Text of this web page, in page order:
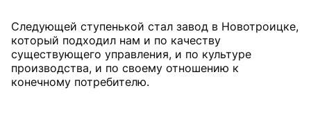
Следующей ступенькой стал завод в Новотроицке,
который подходил нам и по качеству
существующего управления, и по культуре
производства, и по своему отношению к
конечному потребителю.